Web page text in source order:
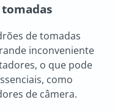
de tomadas
inconveniente
o que pode
como
de câmera.